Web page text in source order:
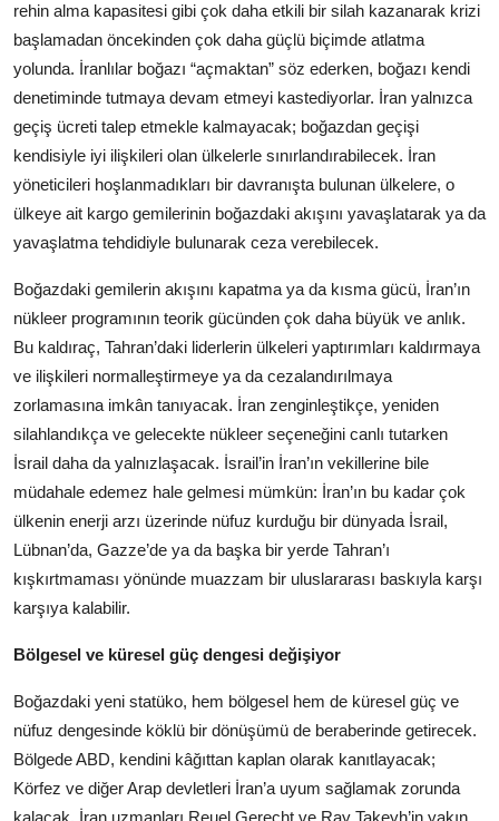
rehin alma kapasitesi gibi çok daha etkili bir silah kazanarak krizi
başlamadan öncekinden çok daha güçlü biçimde atlatma
yolunda. İranlılar boğazı “açmaktan” söz ederken, boğazı kendi
denetiminde tutmaya devam etmeyi kastediyorlar. İran yalnızca
geçiş ücreti talep etmekle kalmayacak; boğazdan geçişi
kendisiyle iyi ilişkileri olan ülkelerle sınırlandırabilecek. İran
yöneticileri hoşlanmadıkları bir davranışta bulunan ülkelere, o
ülkeye ait kargo gemilerinin boğazdaki akışını yavaşlatarak ya da
yavaşlatma tehdidiyle bulunarak ceza verebilecek.
Boğazdaki gemilerin akışını kapatma ya da kısma gücü, İran’ın
nükleer programının teorik gücünden çok daha büyük ve anlık.
Bu kaldıraç, Tahran’daki liderlerin ülkeleri yaptırımları kaldırmaya
ve ilişkileri normalleştirmeye ya da cezalandırılmaya
zorlamasına imkân tanıyacak. İran zenginleştikçe, yeniden
silahlandıkça ve gelecekte nükleer seçeneğini canlı tutarken
İsrail daha da yalnızlaşacak. İsrail’in İran’ın vekillerine bile
müdahale edemez hale gelmesi mümkün: İran’ın bu kadar çok
ülkenin enerji arzı üzerinde nüfuz kurduğu bir dünyada İsrail,
Lübnan’da, Gazze’de ya da başka bir yerde Tahran’ı
kışkırtmaması yönünde muazzam bir uluslararası baskıyla karşı
karşıya kalabilir.
Bölgesel ve küresel güç dengesi değişiyor
Boğazdaki yeni statüko, hem bölgesel hem de küresel güç ve
nüfuz dengesinde köklü bir dönüşümü de beraberinde getirecek.
Bölgede ABD, kendini kâğıttan kaplan olarak kanıtlayacak;
Körfez ve diğer Arap devletleri İran’a uyum sağlamak zorunda